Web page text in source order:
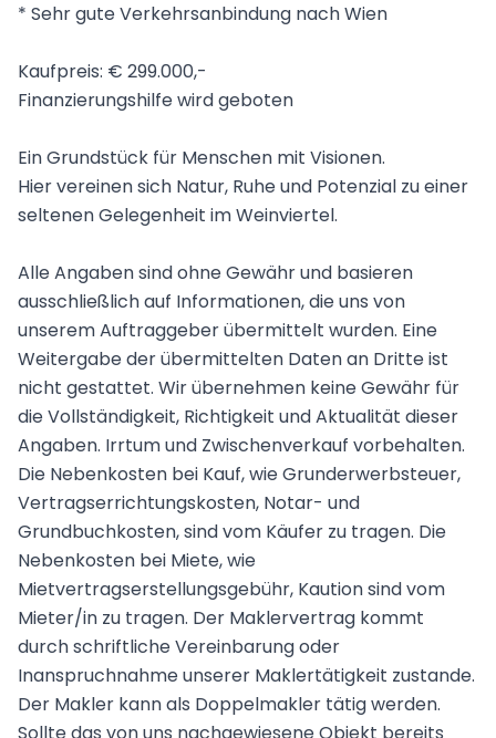
* Sehr gute Verkehrsanbindung nach Wien
Kaufpreis: € 299.000,-
Finanzierungshilfe wird geboten
Ein Grundstück für Menschen mit Visionen.
Hier vereinen sich Natur, Ruhe und Potenzial zu einer
seltenen Gelegenheit im Weinviertel.
Alle Angaben sind ohne Gewähr und basieren
ausschließlich auf Informationen, die uns von
unserem Auftraggeber übermittelt wurden. Eine
Weitergabe der übermittelten Daten an Dritte ist
nicht gestattet. Wir übernehmen keine Gewähr für
die Vollständigkeit, Richtigkeit und Aktualität dieser
Angaben. Irrtum und Zwischenverkauf vorbehalten.
Die Nebenkosten bei Kauf, wie Grunderwerbsteuer,
Vertragserrichtungskosten, Notar- und
Grundbuchkosten, sind vom Käufer zu tragen. Die
Nebenkosten bei Miete, wie
Mietvertragserstellungsgebühr, Kaution sind vom
Mieter/in zu tragen. Der Maklervertrag kommt
durch schriftliche Vereinbarung oder
Inanspruchnahme unserer Maklertätigkeit zustande.
Der Makler kann als Doppelmakler tätig werden.